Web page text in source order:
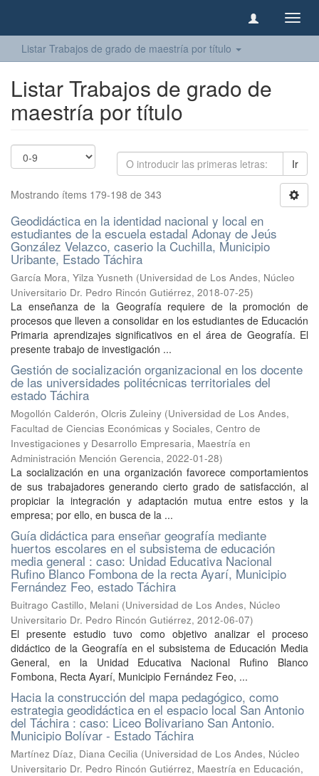
Listar Trabajos de grado de maestría por título
Listar Trabajos de grado de
maestría por título
Ir
Mostrando ítems 179-198 de 343
Geodidáctica en la identidad nacional y local en
estudiantes de la escuela estadal Adonay de Jeús
González Velazco, caserio la Cuchilla, Municipio
Uribante, Estado Táchira
García Mora, Yilza Yusneth (Universidad de Los Andes, Núcleo
Universitario Dr. Pedro Rincón Gutiérrez, 2018-07-25)
La enseñanza de la Geografía requiere de la promoción de
procesos que lleven a consolidar en los estudiantes de Educación
Primaria aprendizajes significativos en el área de Geografía. El
presente trabajo de investigación ...
Gestión de socialización organizacional en los docente
de las universidades politécnicas territoriales del
estado Táchira
Mogollón Calderón, Olcris Zuleiny (Universidad de Los Andes,
Facultad de Ciencias Económicas y Sociales, Centro de
Investigaciones y Desarrollo Empresaria, Maestría en
Administración Mención Gerencia, 2022-01-28)
La socialización en una organización favorece comportamientos
de sus trabajadores generando cierto grado de satisfacción, al
propiciar la integración y adaptación mutua entre estos y la
empresa; por ello, en busca de la ...
Guía didáctica para enseñar geografía mediante
huertos escolares en el subsistema de educación
media general : caso: Unidad Educativa Nacional
Rufino Blanco Fombona de la recta Ayarí, Municipio
Fernández Feo, estado Táchira
Buitrago Castillo, Melani (Universidad de Los Andes, Núcleo
Universitario Dr. Pedro Rincón Gutiérrez, 2012-06-07)
El presente estudio tuvo como objetivo analizar el proceso
didáctico de la Geografía en el subsistema de Educación Media
General, en la Unidad Educativa Nacional Rufino Blanco
Fombona, Recta Ayarí, Municipio Fernández Feo, ...
Hacia la construcción del mapa pedagógico, como
estrategia geodidáctica en el espacio local San Antonio
del Táchira : caso: Liceo Bolivariano San Antonio.
Municipio Bolívar - Estado Táchira
Martínez Díaz, Diana Cecilia (Universidad de Los Andes, Núcleo
Universitario Dr. Pedro Rincón Gutiérrez, Maestría en Educación,